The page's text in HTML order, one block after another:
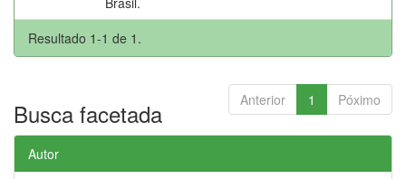
Resultado 1-1 de 1.
Anterior 1 Póximo
Busca facetada
Autor